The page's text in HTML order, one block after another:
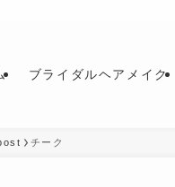
ブライダルヘアメイク
チーク